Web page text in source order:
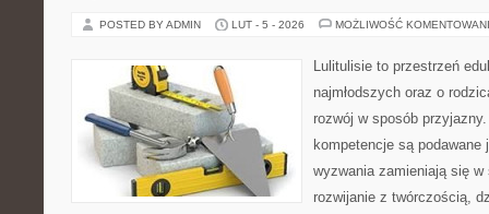
POSTED BY ADMIN LUT - 5 - 2026 MOŻLIWOŚĆ
Lulitulisie to przestrzeń
najmłodszych oraz o
rozwój w sposób
kompetencje są
wyzwania zamieniają się
rozwijanie z twórczością,